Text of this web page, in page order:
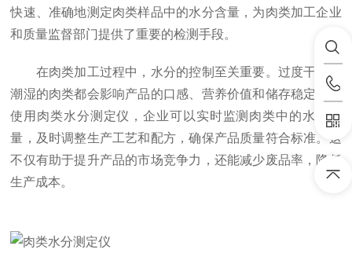
快速、准确地测定肉类样品中的水分含量，为肉类加工企业
和质量监督部门提供了重要的检测手段。
在肉类加工过程中，水分的控制至关重要。过度干燥或
潮湿的肉类都会影响产品的口感、营养价值和储存稳定性。
使用肉类水分测定仪，企业可以实时监测肉类中的水分含
量，及时调整生产工艺和配方，确保产品质量符合标准。这
不仅有助于提升产品的市场竞争力，还能减少废品率，降低
生产成本。